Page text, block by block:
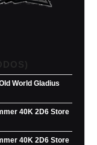
World Gladius
40K 2D6 Store
40K 2D6 Store